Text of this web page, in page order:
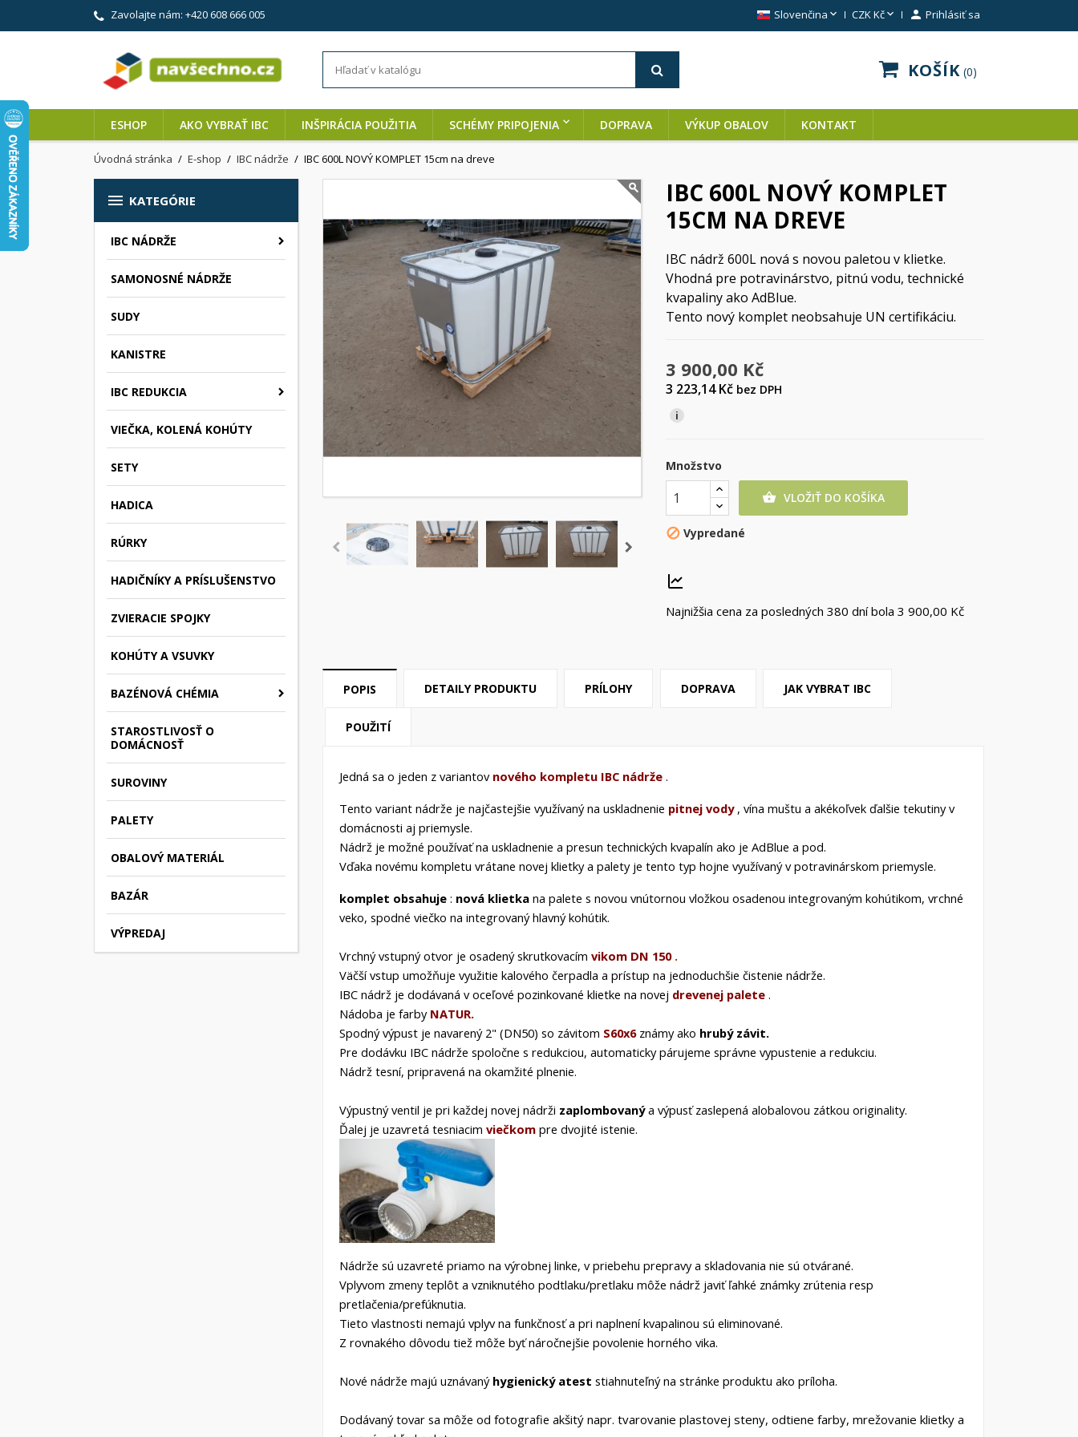
Zavolajte nám: +420 608 666 005 Slovenčina  CZK Kč  Prihlásiť sa
KOŠÍK 0
ESHOP AKO VYBRAŤ IBC INŠPIRÁCIA POUŽITIA SCHÉMY PRIPOJENIA DOPRAVA VÝKUP OBALOV KONTAKT
Úvodná stránka E-shop IBC nádrže IBC 600L NOVÝ KOMPLET 15cm na dreve
 KATEGÓRIE
IBC NÁDRŽE
SAMONOSNÉ NÁDRŽE
SUDY
KANISTRE
IBC REDUKCIA
VIEČKA, KOLENÁ KOHÚTY
SETY
HADICA
RÚRKY
HADIČNÍKY A PRÍSLUŠENSTVO
ZVIERACIE SPOJKY
KOHÚTY A VSUVKY
BAZÉNOVÁ CHÉMIA
STAROSTLIVOSŤ O
DOMÁCNOSŤ
SUROVINY
PALETY
OBALOVÝ MATERIÁL
BAZÁR
VÝPREDAJ
IBC 600L NOVÝ KOMPLET
15CM NA DREVE
IBC nádrž 600L nová s novou paletou v klietke.
Vhodná pre potravinárstvo, pitnú vodu, technické
kvapaliny ako AdBlue.
Tento nový komplet neobsahuje UN certifikáciu.
3 900,00 Kč
3 223,14 Kč bez DPH
i
Množstvo
 VLOŽIŤ DO KOŠÍKA
 Vypredané
Najnižšia cena za posledných 380 dní bola 3 900,00 Kč
POPIS DETAILY PRODUKTU PRÍLOHY DOPRAVA JAK VYBRAT IBC
POUŽITÍ
Jedná sa o jeden z variantov nového kompletu IBC nádrže .
Tento variant nádrže je najčastejšie využívaný na uskladnenie pitnej vody, vína muštu a akékoľvek ďalšie tekutiny v
domácnosti aj priemysle.
Nádrž je možné používať na uskladnenie a presun technických kvapalín ako je AdBlue a pod.
Vďaka novému kompletu vrátane novej klietky a palety je tento typ hojne využívaný v potravinárskom priemysle.
komplet obsahuje : nová klietka na palete s novou vnútornou vložkou osadenou integrovaným kohútikom, vrchné
veko, spodné viečko na integrovaný hlavný kohútik.
Vrchný vstupný otvor je osadený skrutkovacím vikom DN 150 .
Väčší vstup umožňuje využitie kalového čerpadla a prístup na jednoduchšie čistenie nádrže.
IBC nádrž je dodávaná v oceľové pozinkované klietke na novej drevenej palete .
Nádoba je farby NATUR.
Spodný výpust je navarený 2" (DN50) so závitom S60x6známy ako hrubý závit.
Pre dodávku IBC nádrže spoločne s redukciou, automaticky párujeme správne vypustenie a redukciu.
Nádrž tesní, pripravená na okamžité plnenie.
Výpustný ventil je pri každej novej nádrži zaplombovanýa výpusť zaslepená alobalovou zátkou originality.
Ďalej je uzavretá tesniacim viečkom pre dvojité istenie.
Nádrže sú uzavreté priamo na výrobnej linke, v priebehu prepravy a skladovania nie sú otvárané.
Vplyvom zmeny teplôt a vzniknutého podtlaku/pretlaku môže nádrž javiť ľahké známky zrútenia resp
pretlačenia/prefúknutia.
Tieto vlastnosti nemajú vplyv na funkčnosť a pri naplnení kvapalinou sú eliminované.
Z rovnakého dôvodu tiež môže byť náročnejšie povolenie horného vika.
Nové nádrže majú uznávaný hygienický atest stiahnuteľný na stránke produktu ako príloha.
Dodávaný tovar sa môže od fotografie akšitý napr. tvarovanie plastovej steny, odtiene farby, mrežovanie klietky a